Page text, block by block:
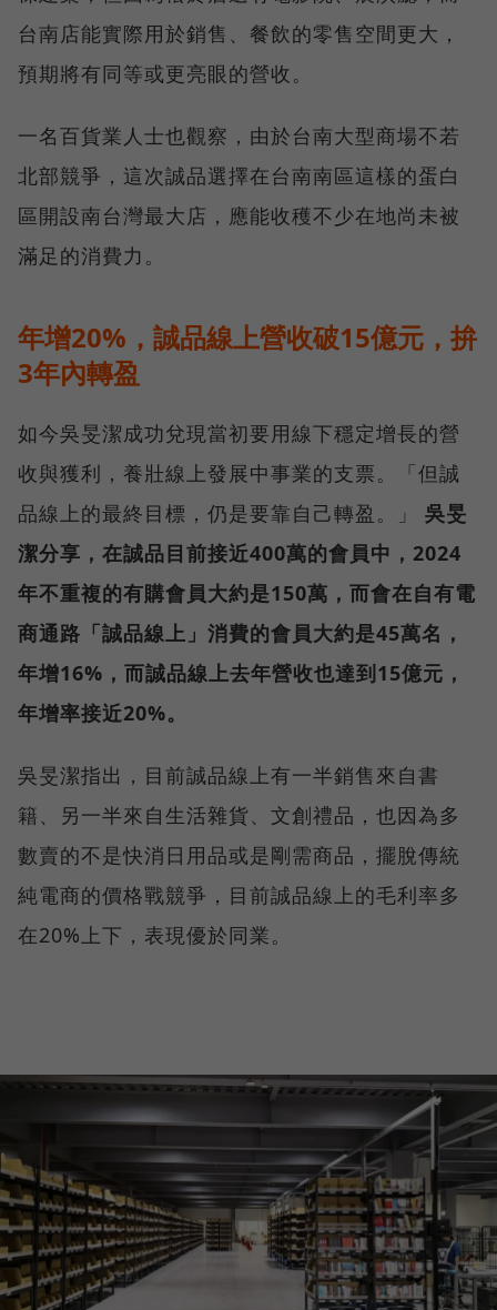
台南店能實際用於銷售、餐飲的零售空間更大，
預期將有同等或更亮眼的營收。
一名百貨業人士也觀察，由於台南大型商場不若
北部競爭，這次誠品選擇在台南南區這樣的蛋白
區開設南台灣最大店，應能收穫不少在地尚未被
滿足的消費力。
年增20%，誠品線上營收破15億元，拚
3年內轉盈
如今吳旻潔成功兌現當初要用線下穩定增長的營
收與獲利，養壯線上發展中事業的支票。「但誠
品線上的最終目標，仍是要靠自己轉盈。」 吳旻
潔分享，在誠品目前接近400萬的會員中，2024
年不重複的有購會員大約是150萬，而會在自有電
商通路「誠品線上」消費的會員大約是45萬名，
年增16%，而誠品線上去年營收也達到15億元，
年增率接近20%。
吳旻潔指出，目前誠品線上有一半銷售來自書
籍、另一半來自生活雜貨、文創禮品，也因為多
數賣的不是快消日用品或是剛需商品，擺脫傳統
純電商的價格戰競爭，目前誠品線上的毛利率多
在20%上下，表現優於同業。